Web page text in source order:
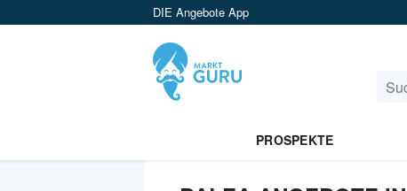
DIE Angebote App
PROSPEKTE